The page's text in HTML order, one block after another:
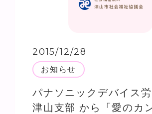
2015/12/28
お知らせ
パナソニックデバイス
津山支部 から「愛のカ